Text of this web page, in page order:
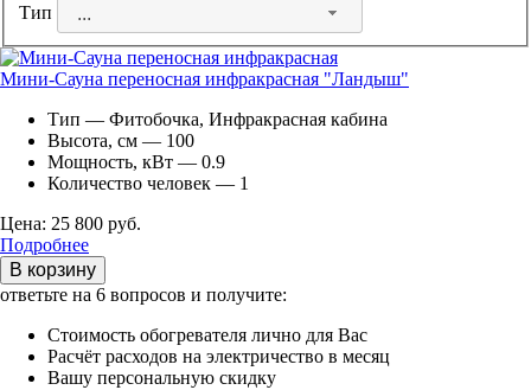
Тип ...
Мини-Сауна переносная инфракрасная "Ландыш"
Тип — Фитобочка, Инфракрасная кабина
Высота, см — 100
Мощность, кВт — 0.9
Количество человек — 1
Цена: 25 800 руб.
Подробнее
В корзину
ответьте на 6 вопросов и получите:
Стоимость обогревателя лично для Вас
Расчёт расходов на электричество в месяц
Вашу персональную скидку